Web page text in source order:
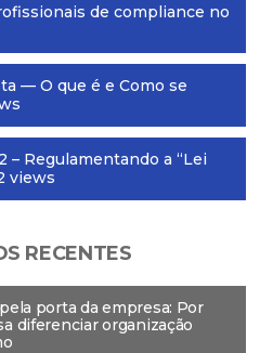
de compliance no
— O que é e Como se
– Regulamentando a “Lei
views
RECENTES
porta da empresa: Por
diferenciar organização